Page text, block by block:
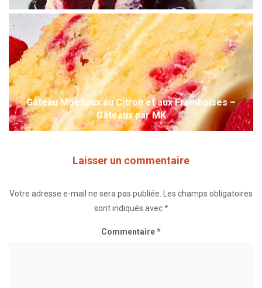
Gâteau Moelleux au Citron et aux Framboises –
Gâteaux par MK
Laisser un commentaire
Votre adresse e-mail ne sera pas publiée.
Les champs obligatoires
sont indiqués avec*
Commentaire*